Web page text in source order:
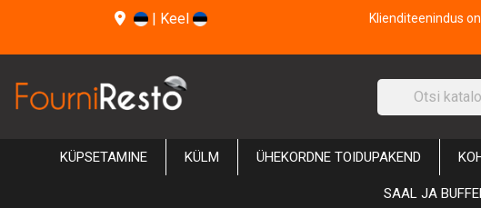
| Keel
Klienditeenindus
KÜPSETAMINE KÜLM ÜHEKORDNE TOIDUPAKEND
SAAL JA